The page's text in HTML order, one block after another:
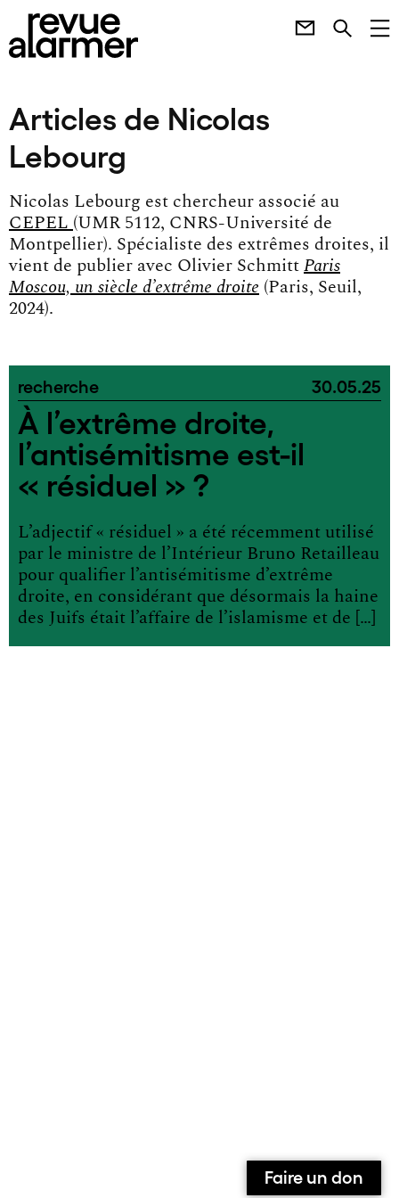
Articles de Nicolas
Lebourg
Nicolas Lebourg est chercheur associé au
CEPEL (UMR 5112, CNRS-Université de
Montpellier). Spécialiste des extrêmes droites, il
vient de publier avec Olivier Schmitt Paris
Moscou, un siècle d’extrême droite (Paris, Seuil,
2024).
recherche 30.05.25
À l’extrême droite,
l’antisémitisme est-il
« résiduel » ?
L’adjectif « résiduel » a été récemment utilisé
par le ministre de l’Intérieur Bruno Retailleau
pour qualifier l’antisémitisme d’extrême
droite, en considérant que désormais la haine
des Juifs était l’affaire de l’islamisme et de […]
Faire un don